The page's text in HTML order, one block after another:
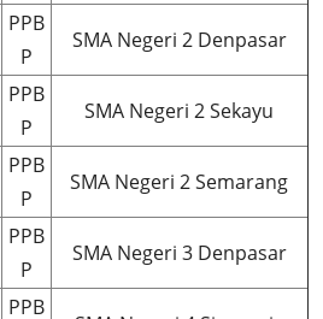
PPB
P
SMA Negeri 2 Denpasar
PPB
P
SMA Negeri 2 Sekayu
PPB
P
SMA Negeri 2 Semarang
PPB
P
SMA Negeri 3 Denpasar
PPB